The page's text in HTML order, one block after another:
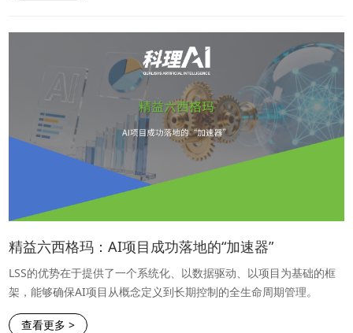
精益六西格玛：AI项目成功落地的“加速器”
LSS的优势在于提供了一个系统化、以数据驱动、以项目为基础的框
架，能够确保AI项目从概念定义到长期控制的全生命周期管理。
查看更多 >